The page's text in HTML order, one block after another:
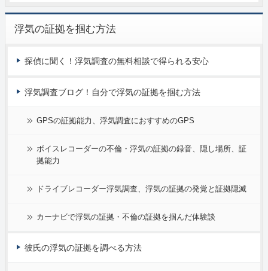
浮気の証拠を掴む方法
探偵に聞く！浮気調査の無料相談で得られる安心
浮気調査ブログ！自分で浮気の証拠を掴む方法
GPSの証拠能力、浮気調査におすすめのGPS
ボイスレコーダーの不倫・浮気の証拠の録音、隠し場所、証
拠能力
ドライブレコーダー浮気調査、浮気の証拠の発覚と証拠隠滅
カーナビで浮気の証拠・不倫の証拠を掴んだ体験談
彼氏の浮気の証拠を調べる方法